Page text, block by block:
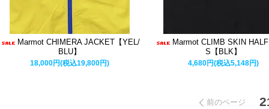
Marmot CHIMERA JACKET【YEL/
BLU】
18,000円(税込19,800円)
Marmot CLIMB SKIN
S【BLK】
4,680円(税込5,148円)
前のページ